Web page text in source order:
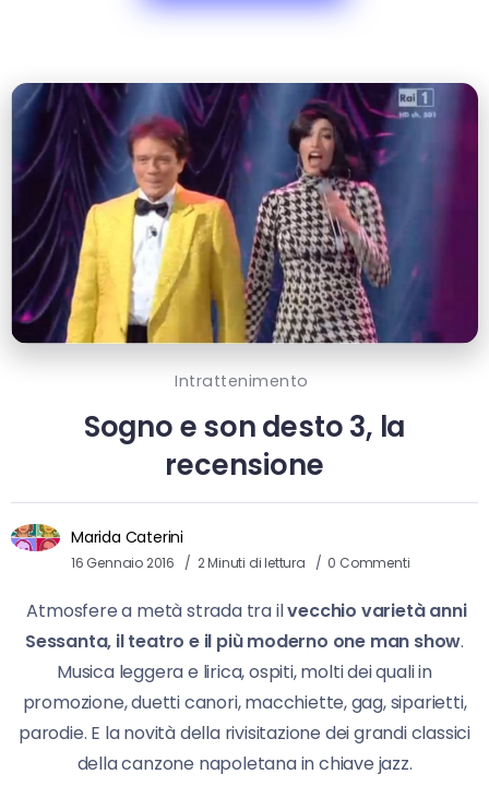
Intrattenimento
Sogno e son desto 3, la
recensione
Marida Caterini
16 Gennaio 2016 2 Minuti di lettura 0 Commenti
Atmosfere a metà strada tra ilvecchio varietà anni
Sessanta, il teatro e il più moderno one man show.
Musica leggera e lirica, ospiti, molti dei quali in
promozione, duetti canori, macchiette, gag, siparietti,
parodie. E la novità della rivisitazione dei grandi classici
della canzone napoletana in chiave jazz.